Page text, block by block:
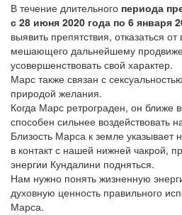
В течение длительного периода
с 28 июня 2020 года по 6 января
выявить препятствия, отказаться
мешающего дальнейшему
усовершенствовать свой характер.
Марс также связан с
природой желания.
Когда Марс ретрограден, он ближе
способен сильнее воздействовать
Близость Марса к земле указывает
в контакт с нашей нижней чакрой,
энергии Кундалини подняться.
Нам нужно понять жизненную
духовную ценность правильного
Марса.